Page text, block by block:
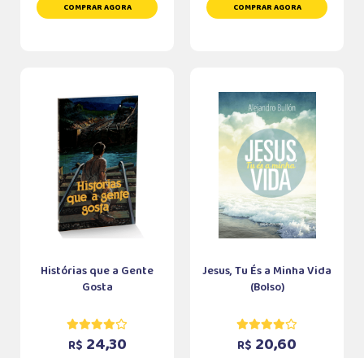
COMPRAR AGORA COMPRAR AGORA
Histórias que a Gente
Gosta
R$ 24,30
Jesus, Tu És a Minha Vida
(Bolso)
R$ 20,60